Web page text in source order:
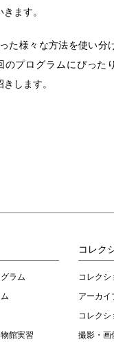
ます。
た様々な方法を使い分
プログラムにぴった
します。
ラム
館実習
コレク
コレクシ
アーカイ
コレクシ
撮影・画